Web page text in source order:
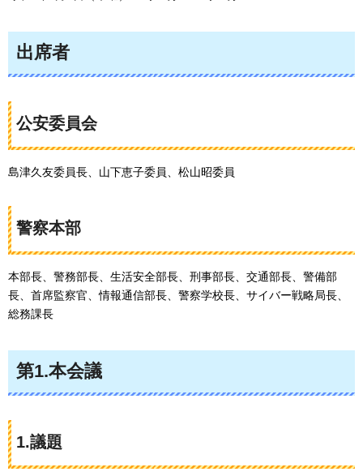
出席者
公安委員会
島津久友委員長、山下恵子委員、松山昭委員
警察本部
本部長、警務部長、生活安全部長、刑事部長、交通部長、警備部
長、首席監察官、情報通信部長、警察学校長、サイバー戦略局長、
総務課長
第1.本会議
1.議題